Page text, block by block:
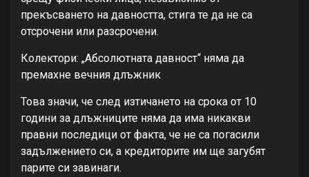
прекъсването на давността, стига те да не са
отсрочени или разсрочени.
Колектори: „Абсолютната давност“ няма да
премахне вечния длъжник
Това значи, че след изтичането на срока от 10
години за длъжниците няма да има никакви
правни последици от факта, че не са погасили
задължението си, а кредиторите им ще загубят
парите си завинаги.